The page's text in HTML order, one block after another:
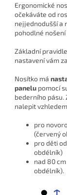
Ergonomické
očekáváte od
nejjednodušší a
pohodlné
Základní
nastavení vám
Nosítko má
panelu pomocí
bederního pásu.
nalepit
pro
(červený
pro děti
obdélník)
nad 80
obdélník).